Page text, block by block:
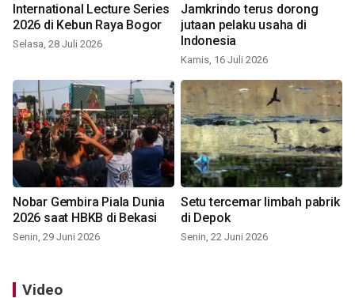
International Lecture Series
2026 di Kebun Raya Bogor
Selasa, 28 Juli 2026
Jamkrindo terus dorong
jutaan pelaku usaha di
Indonesia
Kamis, 16 Juli 2026
Nobar Gembira Piala Dunia
2026 saat HBKB di Bekasi
Senin, 29 Juni 2026
Setu tercemar limbah pabrik
di Depok
Senin, 22 Juni 2026
Video